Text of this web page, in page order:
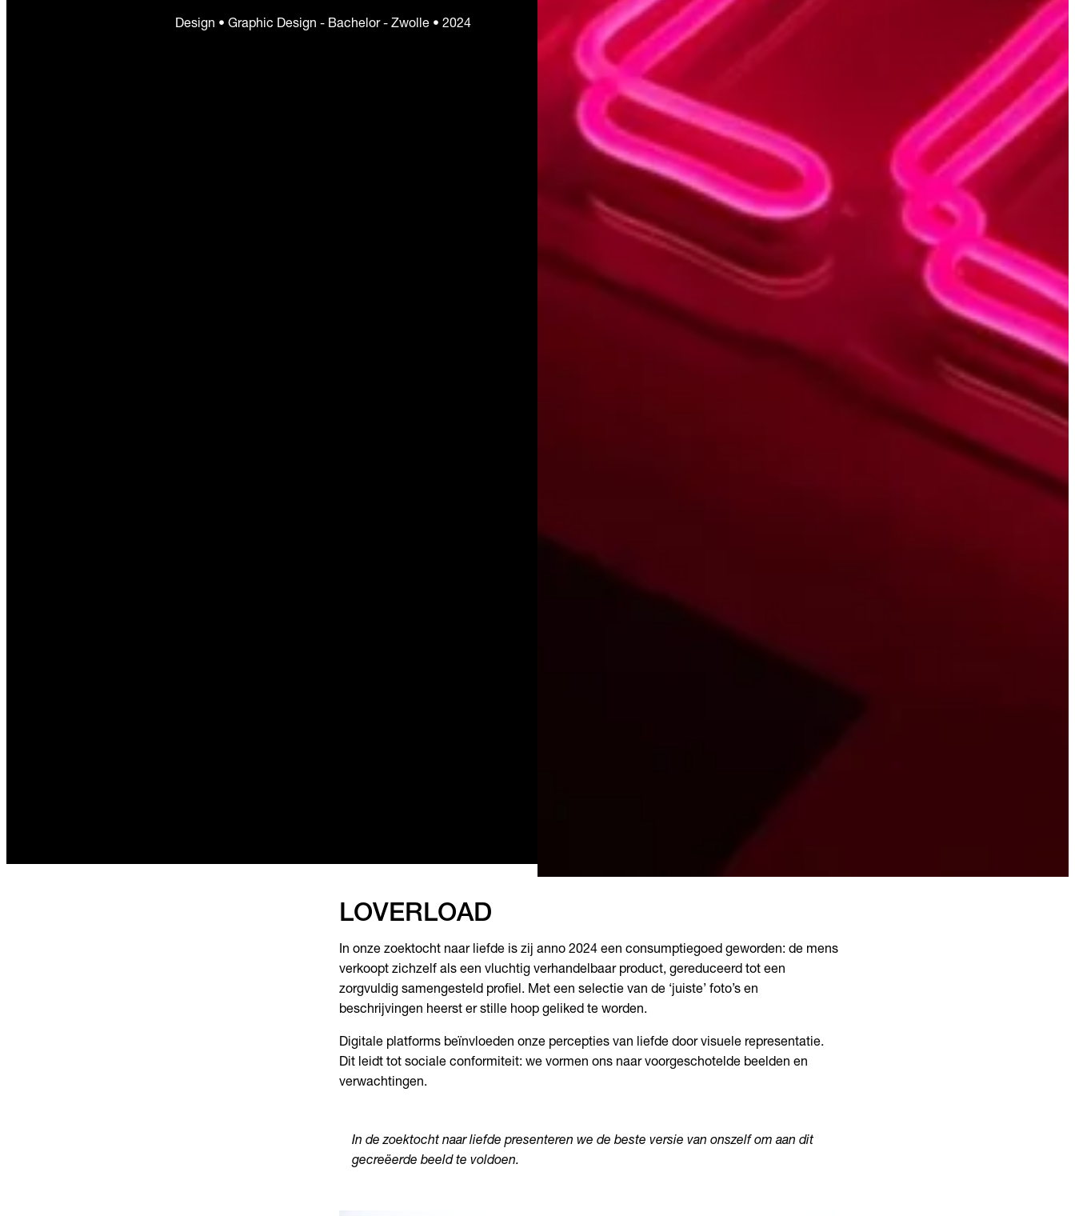
Design • Graphic Design - Bachelor - Zwolle • 2024
LOVERLOAD
In onze zoektocht naar liefde is zij anno 2024 een consumptiegoed geworden: de mens
verkoopt zichzelf als een vluchtig verhandelbaar product, gereduceerd tot een
zorgvuldig samengesteld profiel. Met een selectie van de ‘juiste’ foto’s en
beschrijvingen heerst er stille hoop geliked te worden.
Digitale platforms beïnvloeden onze percepties van liefde door visuele representatie.
Dit leidt tot sociale conformiteit: we vormen ons naar voorgeschotelde beelden en
verwachtingen.
In de zoektocht naar liefde presenteren we de beste versie van onszelf om aan dit
gecreëerde beeld te voldoen.